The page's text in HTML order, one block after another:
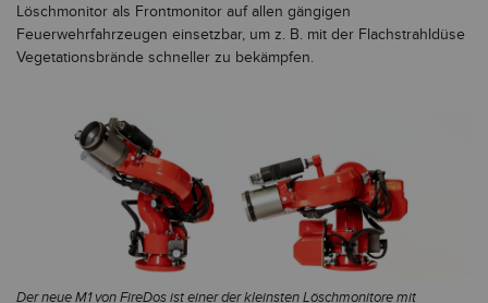
Löschmonitor als Frontmonitor auf allen gängigen
Feuerwehrfahrzeugen einsetzbar, um z. B. mit der Flachstrahldüse
Vegetationsbrände schneller zu bekämpfen.
Der neue M1 von FireDos ist einer der kleinsten Löschmonitore mit